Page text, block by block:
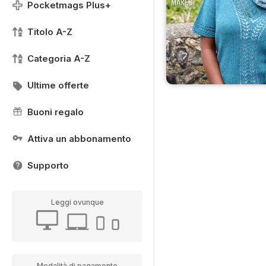
Pocketmags Plus+
Titolo A-Z
Categoria A-Z
Ultime offerte
Buoni regalo
Attiva un abbonamento
Supporto
Leggi ovunque